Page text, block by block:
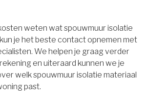
weten wat spouwmuur isolatie
je het beste contact opnemen met
We helpen je graag verder
en uiteraard kunnen we je
welk spouwmuur isolatie materiaal
past.